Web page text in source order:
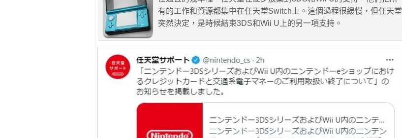
有的工作和資源都集中在任天堂Switch上。這個過程很緩慢，但任天堂
突然決定，是時候結束3DS和Wii U上的另一項支持。